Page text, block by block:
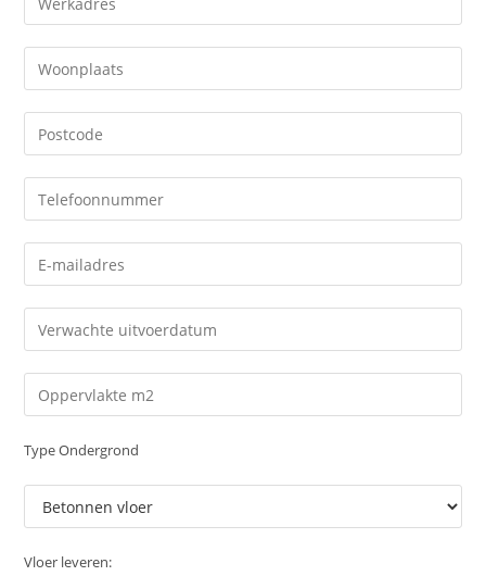
Type Ondergrond
Vloer leveren: